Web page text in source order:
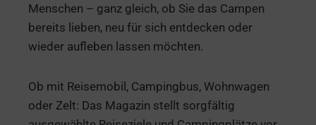
Menschen – ganz gleich, ob Sie das Campen
bereits lieben, neu für sich entdecken oder
wieder aufleben lassen möchten.
Ob mit Reisemobil, Campingbus, Wohnwagen
oder Zelt: Das Magazin stellt sorgfältig